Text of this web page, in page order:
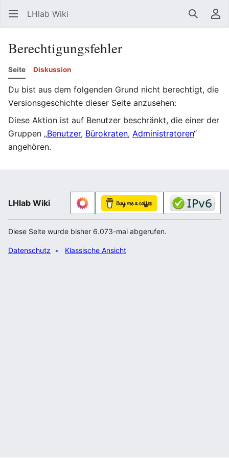
LHlab Wiki Suchen
Berechtigungsfehler
Seite Diskussion
Du bist aus dem folgenden Grund nicht berechtigt, die
Versionsgeschichte dieser Seite anzusehen:
Diese Aktion ist auf Benutzer beschränkt, die einer der
Gruppen „Benutzer, Bürokraten, Administratoren“
angehören.
LHlab Wiki
Diese Seite wurde bisher 6.073-mal abgerufen.
Datenschutz Klassische Ansicht